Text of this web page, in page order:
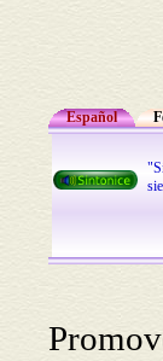
Español